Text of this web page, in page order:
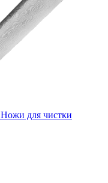
Ножи для чистки